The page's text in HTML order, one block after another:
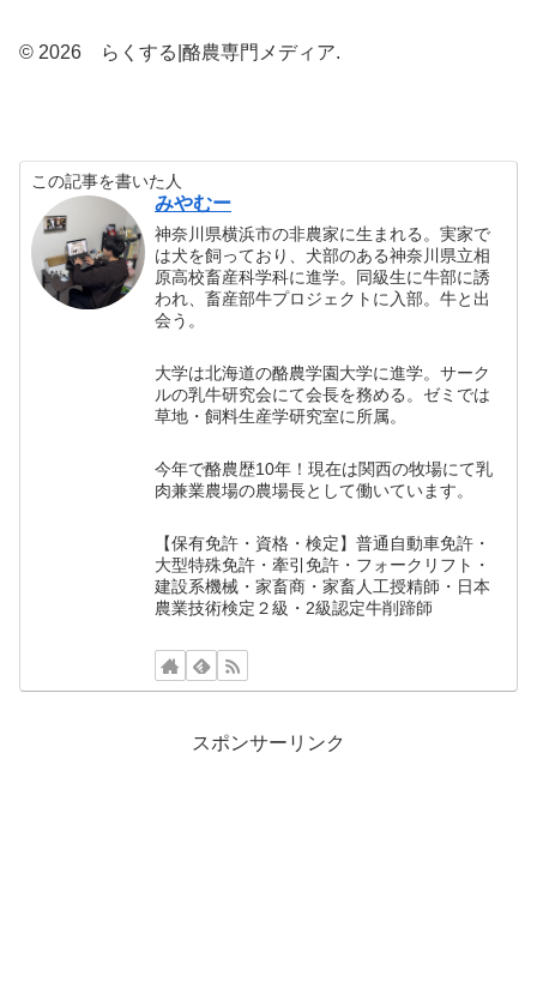
© 2026 らくする|酪農専門メディア.
この記事を書いた人
みやむー
神奈川県横浜市の非農家に生まれる。実家で
は犬を飼っており、犬部のある神奈川県立相
原高校畜産科学科に進学。同級生に牛部に誘
われ、畜産部牛プロジェクトに入部。牛と出
会う。
大学は北海道の酪農学園大学に進学。サーク
ルの乳牛研究会にて会長を務める。ゼミでは
草地・飼料生産学研究室に所属。
今年で酪農歴10年！現在は関西の牧場にて乳
肉兼業農場の農場長として働いています。
【保有免許・資格・検定】普通自動車免許・
大型特殊免許・牽引免許・フォークリフト・
建設系機械・家畜商・家畜人工授精師・日本
農業技術検定２級・2級認定牛削蹄師
スポンサーリンク